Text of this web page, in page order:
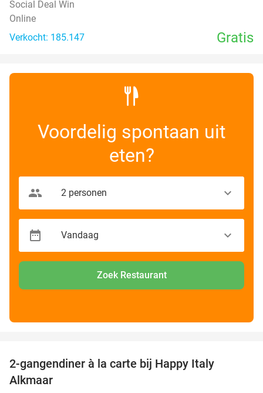
Social Deal Win
Online
Verkocht: 185.147
Gratis
Voordelig spontaan uit
eten?
Zoek Restaurant
2-gangendiner à la carte bij Happy Italy
Alkmaar